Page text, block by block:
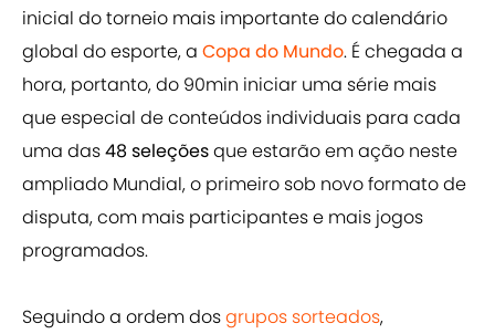
inicial do torneio mais importante do calendário
global do esporte, a Copa do Mundo. É chegada a
hora, portanto, do 90min iniciar uma série mais
que especial de conteúdos individuais para cada
uma das48 seleçõesque estarão em ação neste
ampliado Mundial, o primeiro sob novo formato de
disputa, com mais participantes e mais jogos
programados.
Seguindo a ordem dosgrupos sorteados,